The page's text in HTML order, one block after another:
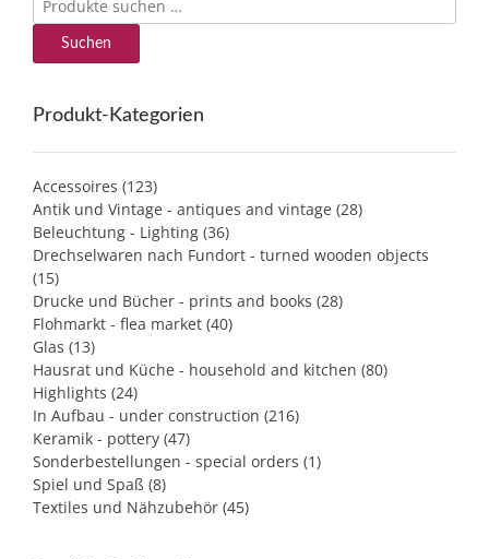
nach:
Suchen
Produkt-Kategorien
Accessoires (123)
Antik und Vintage - antiques and vintage (28)
Beleuchtung - Lighting (36)
Drechselwaren nach Fundort - turned wooden objects
(15)
Drucke und Bücher - prints and books (28)
Flohmarkt - flea market (40)
Glas (13)
Hausrat und Küche - household and kitchen (80)
Highlights (24)
In Aufbau - under construction (216)
Keramik - pottery (47)
Sonderbestellungen - special orders (1)
Spiel und Spaß (8)
Textiles und Nähzubehör (45)